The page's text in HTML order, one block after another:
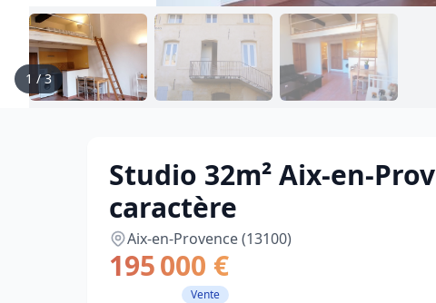
1 /3
Studio 32m² Aix-en-
caractère
Aix-en-Provence (13100)
195 000 €
Vente